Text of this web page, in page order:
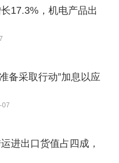
17.3%，机电产品出
备采取行动”加息以应
07
进出口货值占四成，